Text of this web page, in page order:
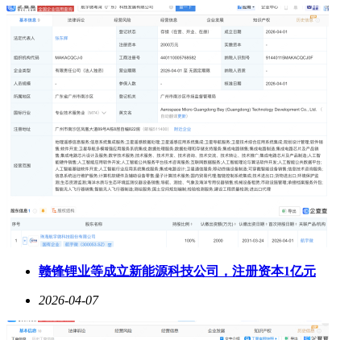
赣锋锂业等成立新能源科技公司，注册资本1亿元
2026-04-07